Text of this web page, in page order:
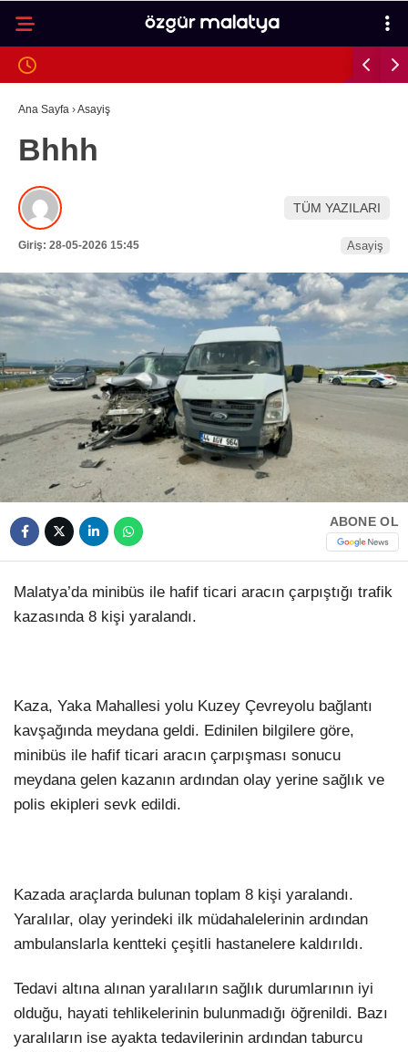
Facebook
Instagram
Youtube
Pinterest
33°
GALERİ
MALATYA
İLÇELER
ASAYIŞ
GÜNDEM
POLITIKA
EKONOMI
SAĞLIK
HAVA DURUMU
NÖBETÇI ECZANELER
NAMAZ VAKITLERI
Ana Sayfa ›Asayiş
Bhhh
TÜM YAZILARI
Giriş: 28-05-2026 15:45 Asayiş
ABONE OL
Malatya’da minibüs ile hafif ticari aracın çarpıştığı trafik
kazasında 8 kişi yaralandı.
Kaza, Yaka Mahallesi yolu Kuzey Çevreyolu bağlantı
kavşağında meydana geldi. Edinilen bilgilere göre,
minibüs ile hafif ticari aracın çarpışması sonucu
meydana gelen kazanın ardından olay yerine sağlık ve
polis ekipleri sevk edildi.
Kazada araçlarda bulunan toplam 8 kişi yaralandı.
Yaralılar, olay yerindeki ilk müdahalelerinin ardından
ambulanslarla kentteki çeşitli hastanelere kaldırıldı.
Tedavi altına alınan yaralıların sağlık durumlarının iyi
olduğu, hayati tehlikelerinin bulunmadığı öğrenildi. Bazı
yaralıların ise ayakta tedavilerinin ardından taburcu